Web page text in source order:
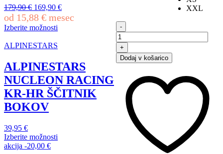
XXL
- ALPINESTARS
TECH-
AIR
5
PLASMA
količina
+
Dodaj v košarico
izdelka
179,90€ Izvirna
cena
je
bila:
179,90 €.
169,90 €Trenutna
cena
od 15,88 € mesec
Izberite možnosti
izdelek
več
različic.
Možnosti
lahko
izberete
na
izdelka
ALPINESTARS
ALPINESTARS
NUCLEON RACING
KR-HR ŠČITNIK
BOKOV
39,95 €
Izberite možnosti
Ta
akcija -20,00 €